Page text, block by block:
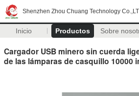
Shenzhen Zhou Chuang Technology
Inicio Productos Sobre
Cargador USB minero sin cuerda
de las lámparas de casquillo 10000